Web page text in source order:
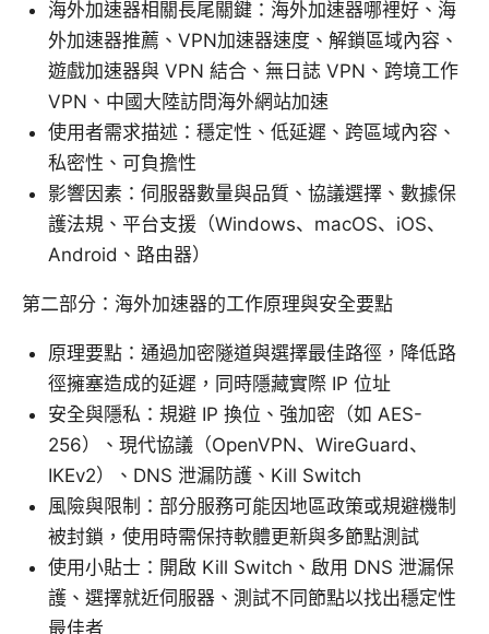
海外加速器相關長尾關鍵：海外加速器哪裡好、海
外加速器推薦、VPN加速器速度、解鎖區域內容、
遊戲加速器與 VPN 結合、無日誌 VPN、跨境工作
VPN、中國大陸訪問海外網站加速
使用者需求描述：穩定性、低延遲、跨區域內容、
私密性、可負擔性
影響因素：伺服器數量與品質、協議選擇、數據保
護法規、平台支援（Windows、macOS、iOS、
Android、路由器）
第二部分：海外加速器的工作原理與安全要點
原理要點：通過加密隧道與選擇最佳路徑，降低路
徑擁塞造成的延遲，同時隱藏實際 IP 位址
安全與隱私：規避 IP 換位、強加密（如 AES-
256）、現代協議（OpenVPN、WireGuard、
IKEv2）、DNS 泄漏防護、Kill Switch
風險與限制：部分服務可能因地區政策或規避機制
被封鎖，使用時需保持軟體更新與多節點測試
使用小貼士：開啟 Kill Switch、啟用 DNS 泄漏保
護、選擇就近伺服器、測試不同節點以找出穩定性
最佳者